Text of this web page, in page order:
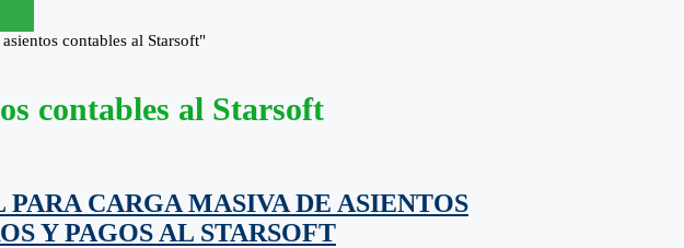
contables al Starsoft"
contables al Starsoft
CARGA MASIVA DE ASIENTOS
Y PAGOS AL STARSOFT